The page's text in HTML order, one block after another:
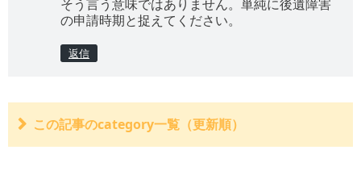
そう言う意味ではありません。単純に後遺障害
の申請時期と捉えてください。
返信
この記事のcategory一覧（更新順）